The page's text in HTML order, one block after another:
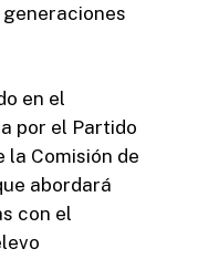
en el
por el Partido
la Comisión de
abordará
con el